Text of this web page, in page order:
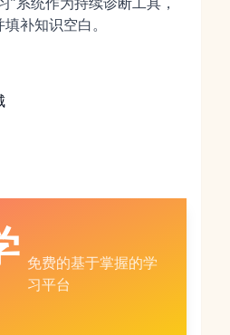
补知识空白。
免费的基于掌握的学
习平台